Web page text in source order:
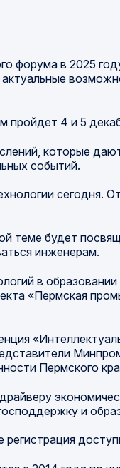
в 2025
4 и 5
которые
событий.
теме будет
инженерам.
в
«Пермская
Пермского
и
регистрация